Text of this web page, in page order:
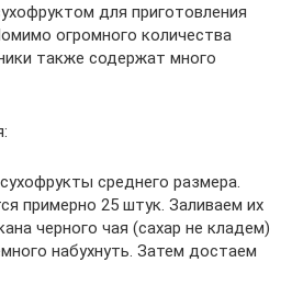
для приготовления
огромного количества
также содержат много
среднего размера.
примерно 25 штук. Заливаем их
черного чая (сахар не кладем)
набухнуть. Затем достаем